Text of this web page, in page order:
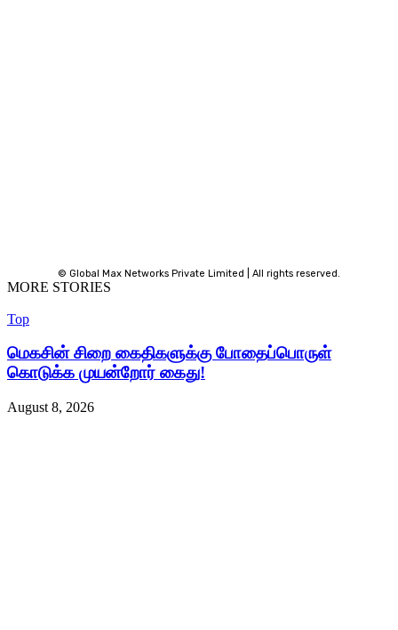
© Global Max Networks Private Limited | All rights reserved.
MORE STORIES
Top
மெகசின் சிறை கைதிகளுக்கு போதைப்பொருள்
கொடுக்க முயன்றோர் கைது!
August 8, 2026